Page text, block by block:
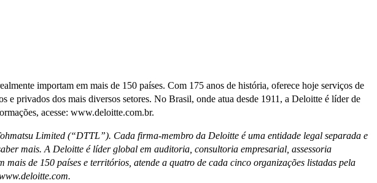
importam em mais de 150 países. Com 175 anos de história, oferece hoje serviços de
e privados dos mais diversos setores. No Brasil, onde atua desde 1911, a Deloitte é líder de
acesse: www.deloitte.com.br.
Limited (“DTTL”). Cada firma-membro da Deloitte é uma entidade legal separada e
mais. A Deloitte é líder global em auditoria, consultoria empresarial, assessoria
de 150 países e territórios, atende a quatro de cada cinco organizações listadas pela